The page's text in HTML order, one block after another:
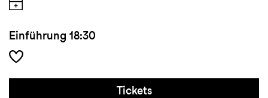
Einführung 18:30
Tickets